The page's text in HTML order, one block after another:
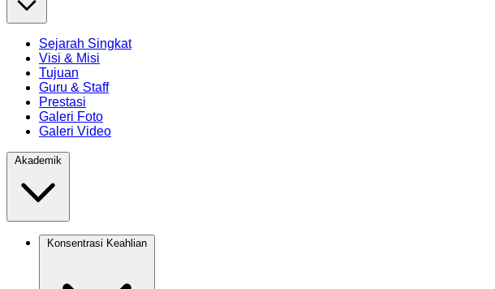
Sejarah Singkat
Visi & Misi
Tujuan
Guru & Staff
Prestasi
Galeri Foto
Galeri Video